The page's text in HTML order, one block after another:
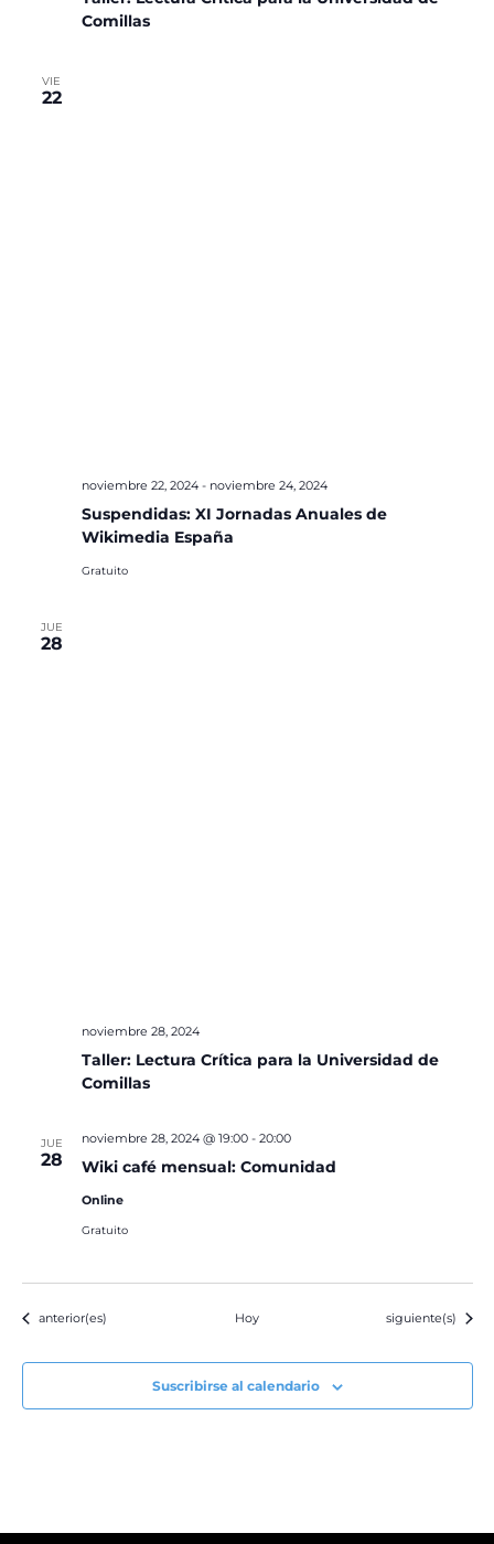
Comillas
VIE
22
Suspendidas: XI Jornadas Anuales de
Wikimedia España
noviembre 22, 2024- noviembre 24, 2024
Gratuito
JUE
28
Taller: Lectura Crítica para la Universidad de
Comillas
noviembre 28, 2024
JUE
28 Wiki café mensual: Comunidad
noviembre 28, 2024 @ 19:00- 20:00
Online
Gratuito
Eventos
anterior(es) Hoy Eventos
siguiente(s)
Suscribirse al calendario